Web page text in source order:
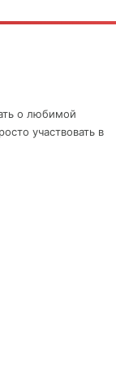
о любимой
участвовать в